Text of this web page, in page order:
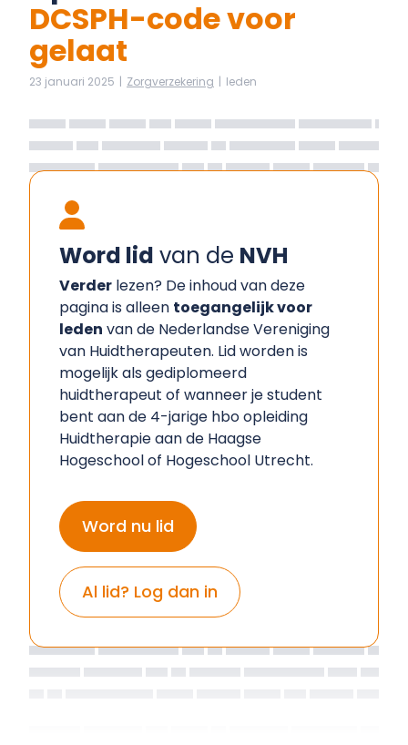
DCSPH-code voor
gelaat
23 januari 2025 | Zorgverzekering | leden
Word lid van de NVH
Verder lezen? De inhoud van deze
pagina is alleen toegangelijk voor
leden van de Nederlandse Vereniging
van Huidtherapeuten. Lid worden is
mogelijk als gediplomeerd
huidtherapeut of wanneer je student
bent aan de 4-jarige hbo opleiding
Huidtherapie aan de Haagse
Hogeschool of Hogeschool Utrecht.
Word nu lid
Al lid? Log dan in